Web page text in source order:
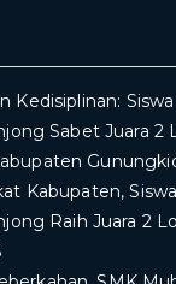
Kedisiplinan:
Sabet Juara 2
Kabupaten,
Raih Juara 2